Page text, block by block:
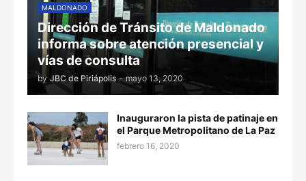
MALDONADO
Dirección de Tránsito de Maldonado
informa sobre atención presencial y
vías de consulta
by JBC de Piriápolis - mayo 13, 2020
Inauguraron la pista de patinaje en
el Parque Metropolitano de La Paz
febrero 16, 2020